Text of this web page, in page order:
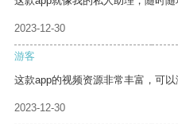
2023-12-30
游客
这款app的视频资源非常丰富，可以
2023-12-30